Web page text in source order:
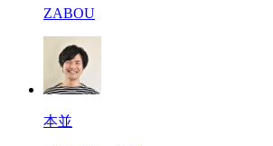
ZABOU
本並